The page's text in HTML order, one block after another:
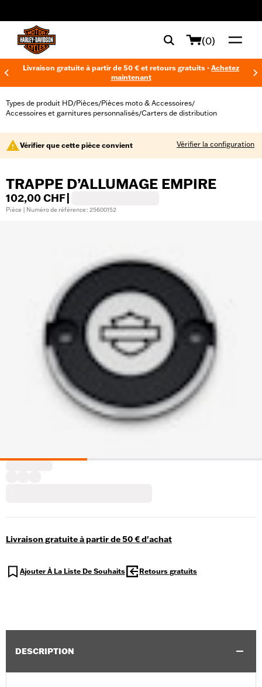
(0)
Livraison gratuite à partir de 50 € et retours gratuits - Achetez
maintenant
Types de produit HD/Pièces/Pièces moto & Accessoires/
Accessoires et garnitures personnalisés/Carters de distribution
Vérifier que cette pièce convient Vérifier la configuration
TRAPPE D’ALLUMAGE EMPIRE
102,00 CHF
Pièce | Numéro de référence : 25600152
Livraison gratuite à partir de 50 € d'achat
Ajouter À La Liste De Souhaits Retours gratuits
DESCRIPTION